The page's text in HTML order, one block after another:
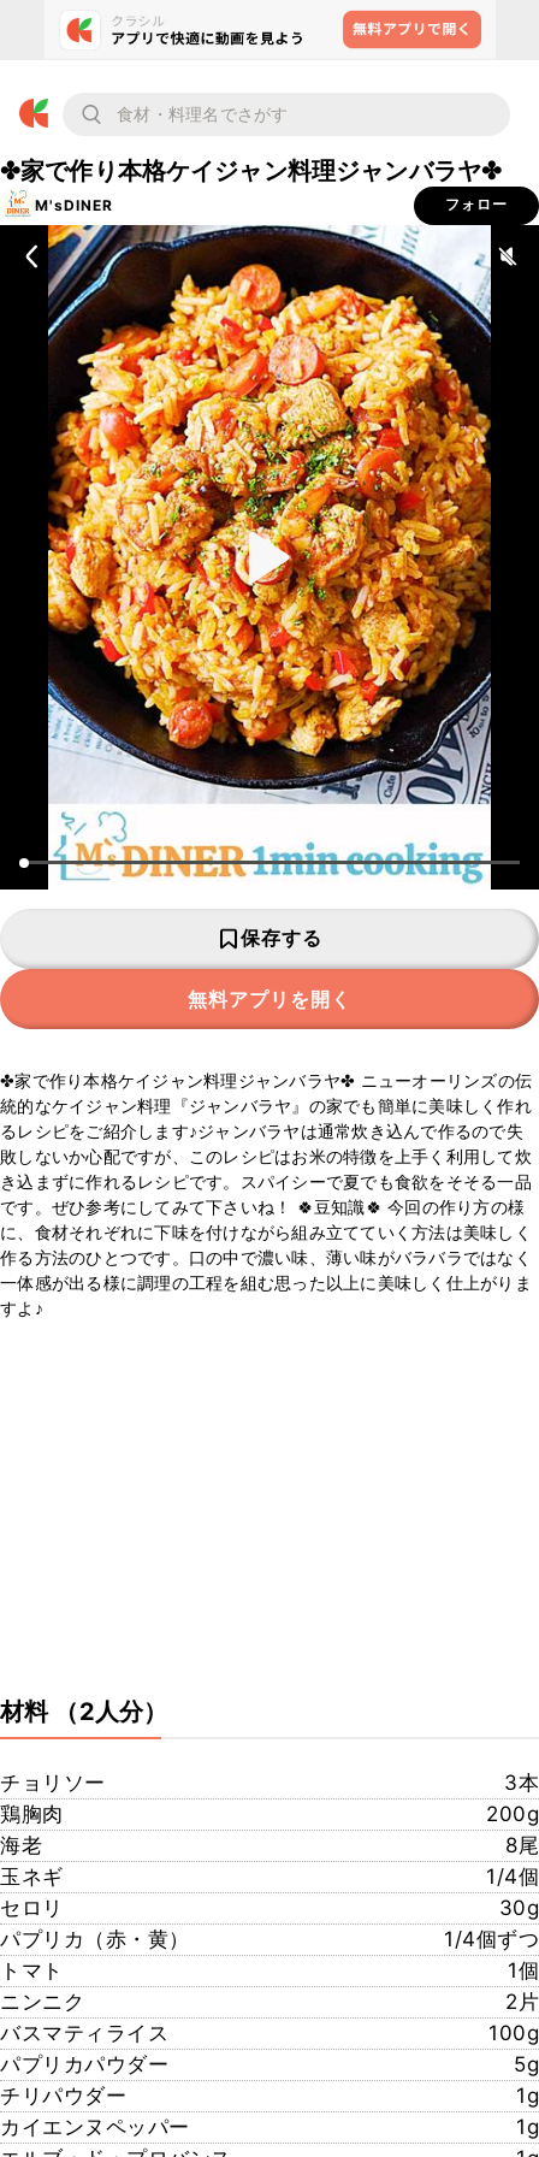
✤家で作り本格ケイジャン料理ジャンバラヤ✤
M'sDINER フォロー
保存する
無料アプリを開く
✤家で作り本格ケイジャン料理ジャンバラヤ✤ ニューオーリンズの伝
統的なケイジャン料理『ジャンバラヤ』の家でも簡単に美味しく作れ
るレシピをご紹介します♪ジャンバラヤは通常炊き込んで作るので失
敗しないか心配ですが、このレシピはお米の特徴を上手く利用して炊
き込まずに作れるレシピです。スパイシーで夏でも食欲をそそる一品
です。ぜひ参考にしてみて下さいね！ 🍀豆知識🍀 今回の作り方の様
に、食材それぞれに下味を付けながら組み立てていく方法は美味しく
作る方法のひとつです。口の中で濃い味、薄い味がバラバラではなく
一体感が出る様に調理の工程を組む思った以上に美味しく仕上がりま
すよ♪
材料 （2人分）
チョリソー
3本
鶏胸肉
200g
海老
8尾
玉ネギ
1/4個
セロリ
30g
パプリカ（赤・黄）
1/4個ずつ
トマト
1個
ニンニク
2片
バスマティライス
100g
パプリカパウダー
5g
チリパウダー
1g
カイエンヌペッパー
1g